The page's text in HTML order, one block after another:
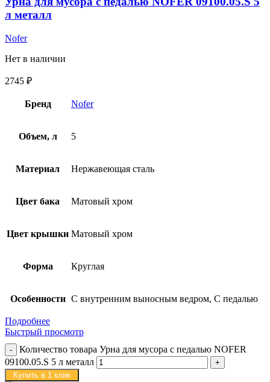
л металл
Nofer
Нет в наличии
2745 ₽
Бренд Nofer
Объем, л 5
Материал Нержавеющая сталь
Цвет бака Матовый хром
Цвет крышки Матовый хром
Форма Круглая
Особенности С внутренним выносным ведром, С педалью
Подробнее
Быстрый просмотр
Количество товара Урна для мусора с педалью NOFER
09100.05.S 5 л металл
Купить в 1 клик